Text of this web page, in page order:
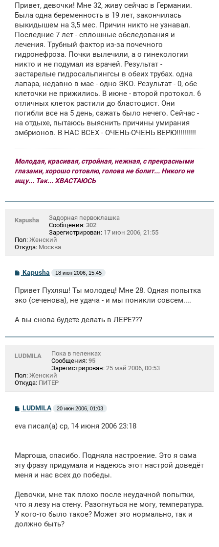
б
щ
н
и
Привет, девочки! Мне 32, живу сейчас в Германии.
Была одна беременность в 19 лет, закончилась
выкидышем на 3,5 мес. Причин никто не узнавал.
Последние 7 лет - сплошные обследования и
лечения. Трубный фактор из-за почечного
гидронефроза. Почки вылечили, а о гинекологии
никто и не подумал из врачей. Результат -
застарелые гидросальпингсы в обеих трубах. одна
лапара, недавно в мае - одно ЭКО. Результат - 0, обе
клеточки не прижились. В июне - второй протокол. 6
отличных клеток растили до бластоцист. Они
погибли все на 5 день, сажать было нечего. Сейчас -
на отдыхе, пытаюсь выяснить причины умирания
эмбрионов. В НАС ВСЕХ - ОЧЕНЬ-ОЧЕНЬ ВЕРЮ!!!!!!!!!!
Молодая, красивая, стройная, нежная, с прекрасными
глазами, хорошо готовлю, голова не болит... Никого не
ищу... Так... ХВАСТАЮСЬ
Kapusha
Задорная первоклашка
Сообщения: 302
Зарегистрирован: 17 июн 2006, 21:55
Пол: Женский
Откуда: Москва
С
б
щ
и
Kapusha 18 июн 2006, 15:45
Привет Пухляш! Ты молодец! Мне 28. Одная попытка
эко (сеченова), не удача - и мы поникли совсем....
А вы снова будете делать в ЛЕРЕ???
LUDMILA
Пока в пеленках
Сообщения: 95
Зарегистрирован: 25 май 2006, 00:53
Пол: Женский
Откуда: ПИТЕР
С
б
и
LUDMILA 20 июн 2006, 01:03
eva писал(а) ср, 14 июня 2006 23:18
Маргоша, спасибо. Подняла настроение. Это я сама
эту фразу придумала и надеюсь этот настрой доведёт
меня и нас всех до победы.
Девочки, мне так плохо после неудачной попытки,
что я лезу на стену. Разогнуться не могу, температура.
У кого-то было такое? Может это нормально, так и
должно быть?